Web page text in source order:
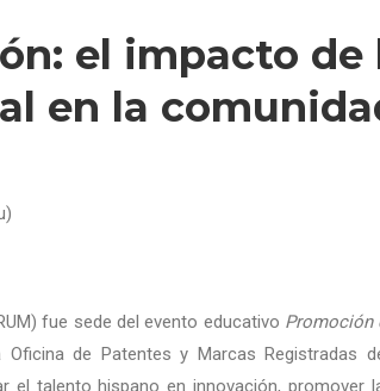
el impacto de
en la
fue sede del evento educativo Promoción
de Patentes y Marcas Registradas
el talento hispano en innovación, promover